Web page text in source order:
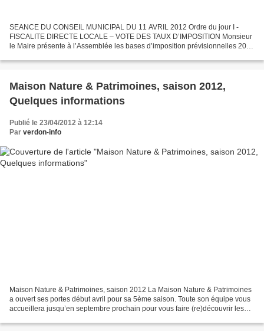
SEANCE DU CONSEIL MUNICIPAL DU 11 AVRIL 2012 Ordre du jour I -
FISCALITE DIRECTE LOCALE – VOTE DES TAUX D’IMPOSITION Monsieur
le Maire présente à l’Assemblée les bases d’imposition prévisionnelles 2012
Maison Nature & Patrimoines, saison 2012,
Quelques informations
Publié le 23/04/2012 à 12:14
Par verdon-info
Maison Nature & Patrimoines, saison 2012 La Maison Nature & Patrimoines
a ouvert ses portes début avril pour sa 5ème saison. Toute son équipe vous
accueillera jusqu’en septembre prochain pour vous faire (re)découvrir les